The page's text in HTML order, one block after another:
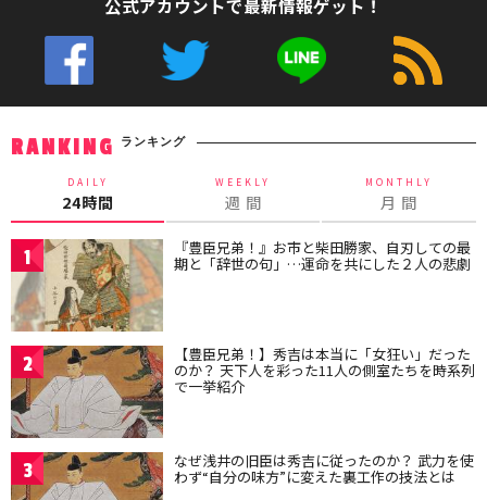
公式アカウントで最新情報ゲット！
RANKING ランキング
DAILY
24時間
WEEKLY
週 間
MONTHLY
月 間
1 『豊臣兄弟！』お市と柴田勝家、自刃しての最
期と「辞世の句」…運命を共にした２人の悲劇
2 【豊臣兄弟！】秀吉は本当に「女狂い」だった
のか？ 天下人を彩った11人の側室たちを時系列
で一挙紹介
3 なぜ浅井の旧臣は秀吉に従ったのか？ 武力を使
わず“自分の味方”に変えた裏工作の技法とは